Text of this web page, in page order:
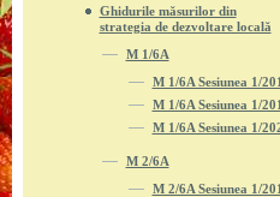
Ghidurile măsurilor din
strategia de dezvoltare locală
M 1/6A
M 1/6A Sesiunea 1/
M 1/6A Sesiunea 1/
M 1/6A Sesiunea 1/
M 2/6A
M 2/6A Sesiunea 1/